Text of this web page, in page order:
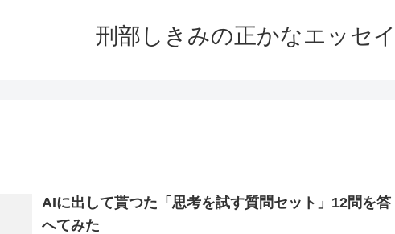
刑部しきみの正かなエッセイ
AIに出して貰つた「思考を試す質問セット」12問を答
へてみた